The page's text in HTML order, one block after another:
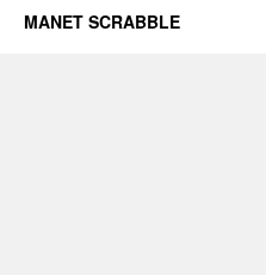
MANET SCRABBLE